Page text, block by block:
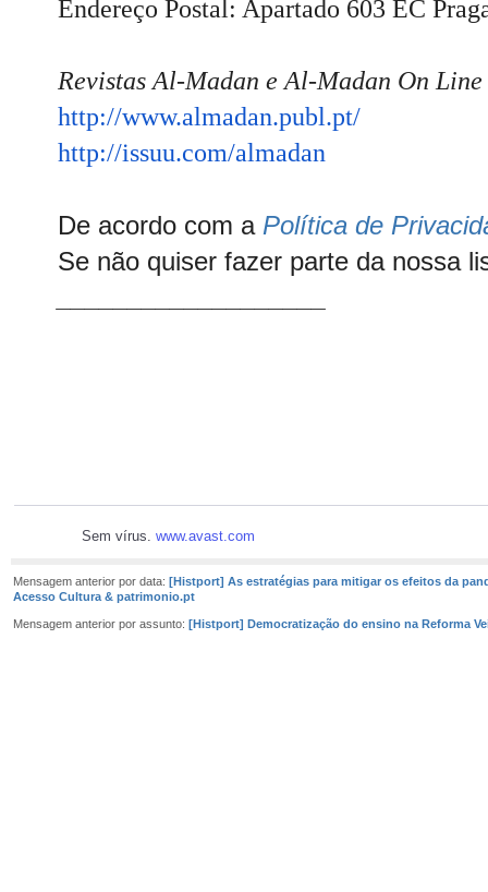
Endereço Postal: Apartado 603 EC
Revistas Al-Madan e Al-Madan On Line
http://www.almadan.publ.pt/
http://issuu.com/almadan
De acordo com a Política de
Se não quiser fazer parte da nossa
Sem vírus. www.avast.com
Mensagem anterior por data: [Histport] As estratégias para mitigar os efeitos da
Acesso Cultura & patrimonio.pt
Mensagem anterior por assunto: [Histport] Democratização do ensino na Reforma